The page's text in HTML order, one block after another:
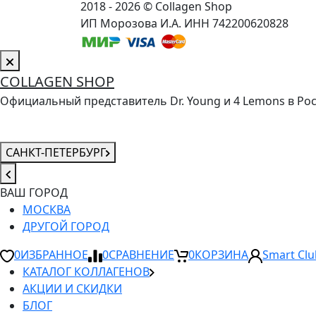
2018 - 2026 © Collagen Shop
ИП Морозова И.А. ИНН 742200620828
COLLAGEN SHOP
Официальный представитель Dr. Young и 4 Lemons в
САНКТ-ПЕТЕРБУРГ
ВАШ ГОРОД
МОСКВА
ДРУГОЙ ГОРОД
0ИЗБРАННОЕ 0СРАВНЕНИЕ 0КОРЗИНА
Smart
КАТАЛОГ КОЛЛАГЕНОВ
АКЦИИ И СКИДКИ
БЛОГ